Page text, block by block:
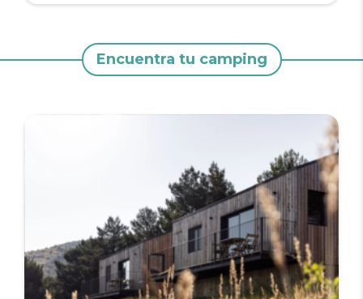
Encuentra tu camping